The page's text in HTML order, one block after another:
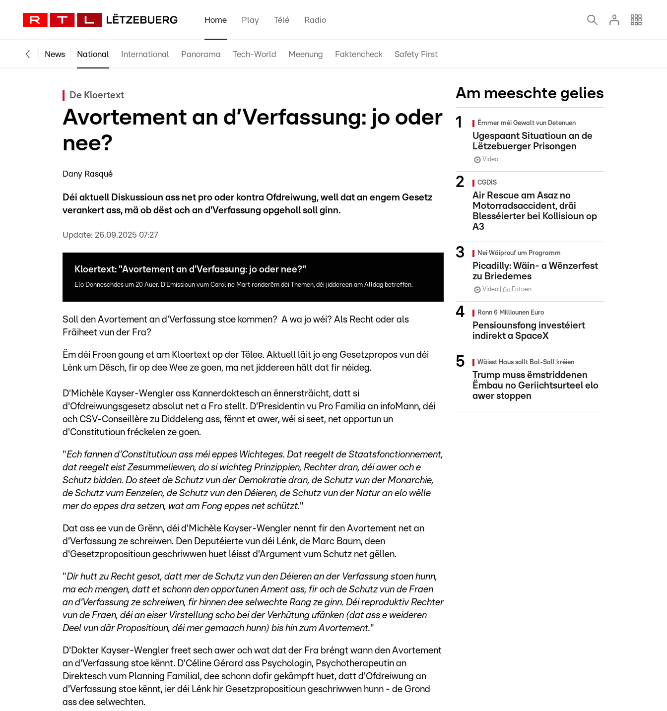
Home Play Télé Radio
News National International Panorama Tech-World Meenung Faktencheck Safety First
De Kloertext
Avortement an d’Verfassung: jo oder
nee?
Dany Rasqué
Déi aktuell Diskussioun ass net pro oder kontra Ofdreiwung, well dat an engem Gesetz
verankert ass, mä ob dëst och an d'Verfassung opgeholl soll ginn.
Update: 26.09.2025 07:27
Kloertext: "Avortement an d’Verfassung: jo oder nee?"
Elo Donneschdes um 20 Auer. D‘Emissioun vum Caroline Mart ronderëm déi Themen, déi jiddereen am Alldag betreffen.
Soll den Avortement an d'Verfassung stoe kommen? A wa jo wéi? Als Recht oder als
Fräiheet vun der Fra?
Ëm déi Froen goung et am Kloertext op der Tëlee. Aktuell läit jo eng Gesetzpropos vun déi
Lénk um Dësch, fir op dee Wee ze goen, ma net jiddereen hält dat fir néideg.
D'Michèle Kayser-Wengler ass Kannerdoktesch an ënnersträicht, datt si
d'Ofdreiwungsgesetz absolut net a Fro stellt. D'Presidentin vu Pro Familia an infoMann, déi
och CSV-Conseillère zu Diddeleng ass, fënnt et awer, wéi si seet, net opportun un
d'Constitutioun fréckelen ze goen.
"Ech fannen d'Constitutioun ass méi eppes Wichteges. Dat reegelt de Staatsfonctionnement,
dat reegelt eist Zesummeliewen, do si wichteg Prinzippien, Rechter dran, déi awer och e
Schutz bidden. Do steet de Schutz vun der Demokratie dran, de Schutz vun der Monarchie,
de Schutz vum Eenzelen, de Schutz vun den Déieren, de Schutz vun der Natur an elo wëlle
mer do eppes dra setzen, wat am Fong eppes net schützt."
Dat ass ee vun de Grënn, déi d'Michèle Kayser-Wengler nennt fir den Avortement net an
d'Verfassung ze schreiwen. Den Deputéierte vun déi Lénk, de Marc Baum, deen
d'Gesetzpropositioun geschriwwen huet léisst d'Argument vum Schutz net gëllen.
"Dir hutt zu Recht gesot, datt mer de Schutz vun den Déieren an der Verfassung stoen hunn,
ma ech mengen, datt et schonn den opportunen Ament ass, fir och de Schutz vun de Fraen
an d'Verfassung ze schreiwen, fir hinnen dee selwechte Rang ze ginn. Déi reproduktiv Rechter
vun de Fraen, déi an eiser Virstellung scho bei der Verhütung ufänken (dat ass e weideren
Deel vun där Propositioun, déi mer gemaach hunn) bis hin zum Avortement."
D'Dokter Kayser-Wengler freet sech awer och wat dat der Fra bréngt wann den Avortement
an d'Verfassung stoe kënnt. D'Céline Gérard ass Psychologin, Psychotherapeutin an
Direktesch vum Planning Familial, dee schonn dofir gekämpft huet, datt d'Ofdreiwung an
d'Verfassung stoe kënnt, ier déi Lénk hir Gesetzpropositioun geschriwwen hunn - de Grond
ass dee selwechten.
Am meeschte gelies
Ëmmer méi Gewalt vun Detenuen
Ugespaant Situatioun an de
Lëtzebuerger Prisongen
Video
CGDIS
Air Rescue am Asaz no
Motorradsaccident, dräi
Blesséierter bei Kollisioun op
A3
Nei Wäiprouf um Programm
Picadilly: Wäin- a Wënzerfest
zu Briedemes
Video Fotoen
Ronn 6 Milliounen Euro
Pensiounsfong investéiert
indirekt a SpaceX
Wäisst Haus sollt Bal-Sall kréien
Trump muss ëmstriddenen
Ëmbau no Geriichtsurteel elo
awer stoppen